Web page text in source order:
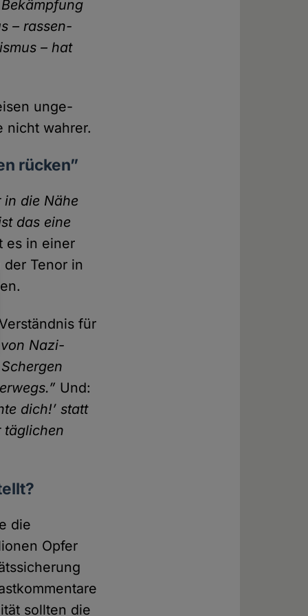
– rassen­
– hat
unge­
nicht wahrer.
rücken”
in die Nähe
das eine
es in einer
Tenor in
für
von Nazi­
Und:
dich!’ statt
täglichen
die
Opfer
sollten die